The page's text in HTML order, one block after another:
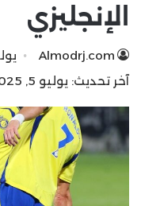
الإنجليزي
Almodrj.com
يوليو
آخر تحديث: يوليو 5, 2025